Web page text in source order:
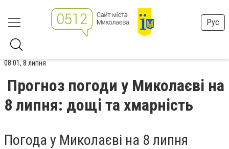
Рус
08:01, 8 липня
Прогноз погоди у Миколаєві на
8 липня: дощі та хмарність
Погода у Миколаєві на 8 липня